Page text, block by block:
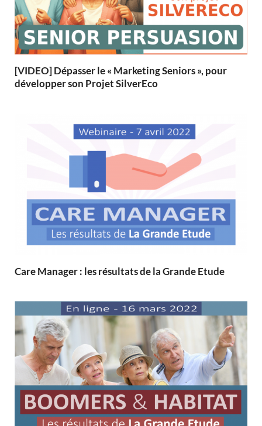
[VIDEO] Dépasser le « Marketing Seniors », pour
développer son Projet SilverEco
Care Manager : les résultats de la Grande Etude